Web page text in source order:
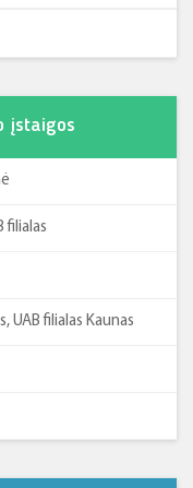
įstaigos
filialas
filialas Kaunas